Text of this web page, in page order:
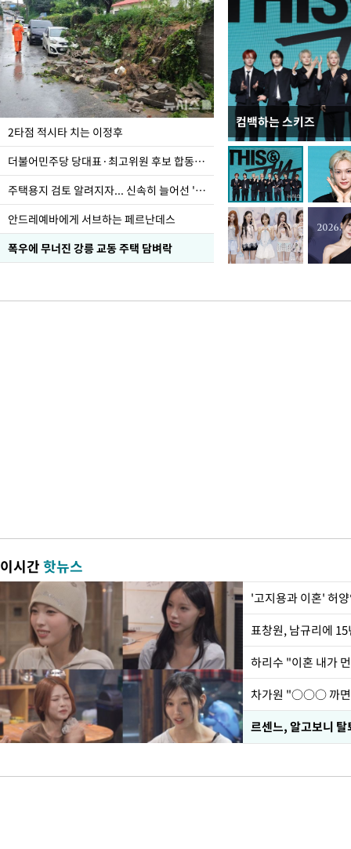
2타점 적시타 치는 이정후
더불어민주당 당대표·최고위원 후보 합동연설회
주택용지 검토 알려지자... 신속히 늘어선 '근조화환'
안드레예바에게 서브하는 페르난데스
폭우에 무너진 강릉 교동 주택 담벼락
컴백하는 스키즈
이번주 국회에는 무
이시간핫뉴스
'고지용과 이혼' 허
하리수 "이혼 내가
르센느, 알고보니 탈